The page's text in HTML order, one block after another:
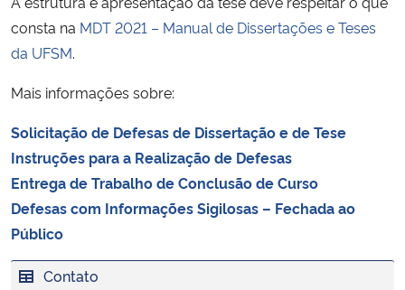
Ministério da Ciência, Tecnologia, Inovações e Comunicações
Ministério do Meio Ambiente
Ministério do Turismo
Ministério do Desenvolvimento Regional
Controladoria-Geral da União
consta na MDT 2021 – Manual de Dissertações e Teses
da UFSM.
Mais informações sobre:
Solicitação de Defesas de Dissertação e de Tese
Instruções para a Realização de Defesas
Entrega de Trabalho de Conclusão de Curso
Defesas com Informações Sigilosas – Fechada ao
Público
Contato